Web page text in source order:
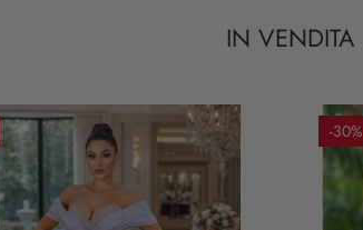
IN VENDITA
-30%